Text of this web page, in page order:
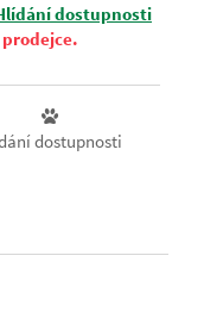
dostupnosti
dostupnosti